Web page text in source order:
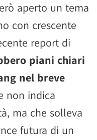
aperto un tema
con crescente
report di
piani chiari
nel breve
non indica
ma che solleva
futura di un